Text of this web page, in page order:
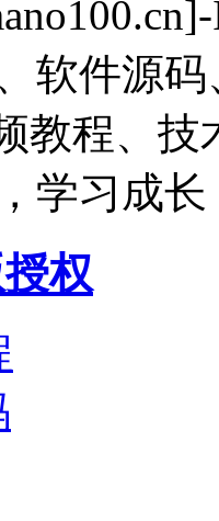
软件源
教程、
学习成长
权